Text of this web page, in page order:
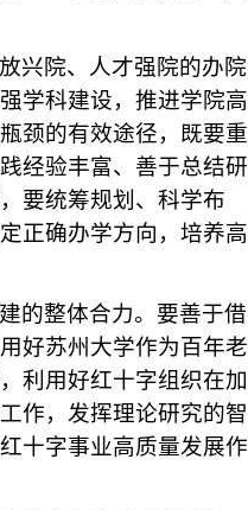
兴院、人才强院的办院
学科建设，推进学院高
颈的有效途径，既要重
经验丰富、善于总结研
要统筹规划、科学布
正确办学方向，培养高
的整体合力。要善于借
好苏州大学作为百年老
利用好红十字组织在加
作，发挥理论研究的智
十字事业高质量发展作